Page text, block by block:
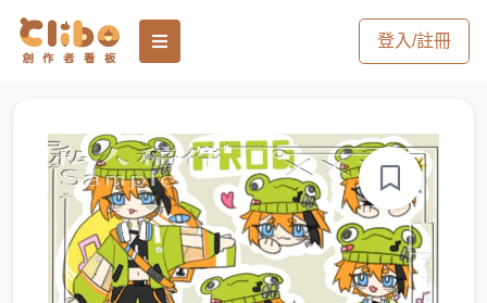
登入/註冊